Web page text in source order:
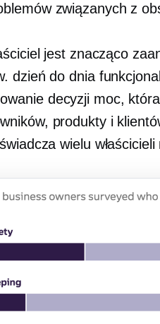
związanych z
jest znacząco
dzień do dnia
decyzji moc,
produkty i
wielu właścicieli